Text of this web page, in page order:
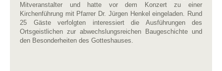
Mitveranstalter und hatte vor dem Konzert zu einer
Kirchenführung mit Pfarrer Dr. Jürgen Henkel eingeladen. Rund
25 Gäste verfolgten interessiert die Ausführungen des
Ortsgeistlichen zur abwechslungsreichen Baugeschichte und
den Besonderheiten des Gotteshauses.